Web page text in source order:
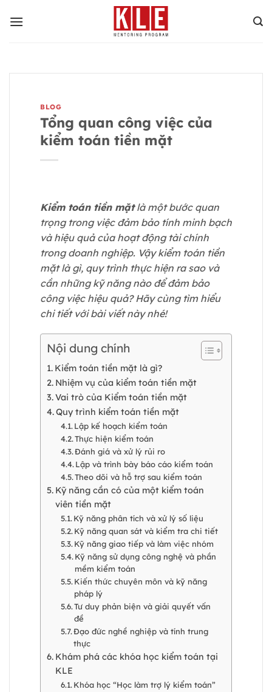
qua
BLOG
Tổng quan công việc của
kiểm toán tiền mặt
Kiểm toán tiền mặtlà một bước quan
trọng trong việc đảm bảo tính minh bạch
và hiệu quả của hoạt động tài chính
trong doanh nghiệp. Vậy kiểm toán tiền
mặt là gì, quy trình thực hiện ra sao và
cần những kỹ năng nào để đảm bảo
công việc hiệu quả? Hãy cùng tìm hiểu
chi tiết với bài viết này nhé!
Nội dung chính
Kiểm toán tiền mặt là gì?
Nhiệm vụ của kiểm toán tiền mặt
Vai trò của Kiểm toán tiền mặt
Quy trình kiểm toán tiền mặt
Lập kế hoạch kiểm toán
Thực hiện kiểm toán
Đánh giá và xử lý rủi ro
Lập và trình bày báo cáo kiểm toán
Theo dõi và hỗ trợ sau kiểm toán
Kỹ năng cần có của một kiểm toán
viên tiền mặt
Kỹ năng phân tích và xử lý số liệu
Kỹ năng quan sát và kiểm tra chi tiết
Kỹ năng giao tiếp và làm việc nhóm
Kỹ năng sử dụng công nghệ và phần
mềm kiểm toán
Kiến thức chuyên môn và kỹ năng
pháp lý
Tư duy phản biện và giải quyết vấn
đề
Đạo đức nghề nghiệp và tính trung
thực
Khám phá các khóa học kiểm toán tại
KLE
Khóa học “Học làm trợ lý kiểm toán”